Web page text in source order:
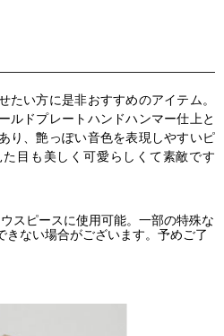
たい方に是非おすすめのアイテム。
ルドプレートハンドハンマー仕上と
り、艶っぽい音色を表現しやすいピ
目も美しく可愛らしくて素敵です
スピースに使用可能。一部の特殊な
ない場合がございます。予めご了